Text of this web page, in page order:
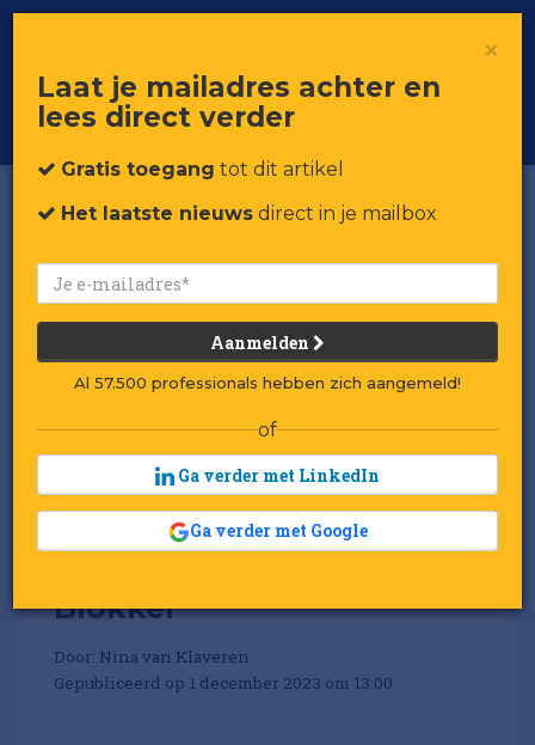
Voor professionals in retail & brands
Toggle
Blokker
Door: Nina van Klaveren
Gepubliceerd op 1 december 2023 om 13:00
×
Laat je mailadres achter en
lees direct verder
Gratis toegang tot dit artikel
Het laatste nieuws direct in je mailbox
Aanmelden
Al 57.500 professionals hebben zich aangemeld!
of
Ga verder met LinkedIn
Ga verder met Google